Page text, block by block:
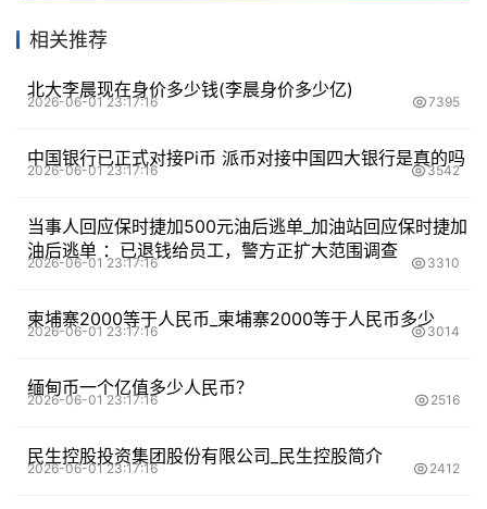
相关推荐
北大李晨现在身价多少钱(李晨身价多少亿)
2026-06-01 23:17:16 7395
中国银行已正式对接Pi币 派币对接中国四大银行是真的吗
2026-06-01 23:17:16 3542
当事人回应保时捷加500元油后逃单_加油站回应保时捷加
油后逃单 ：已退钱给员工，警方正扩大范围调查
2026-06-01 23:17:16 3310
柬埔寨2000等于人民币_柬埔寨2000等于人民币多少
2026-06-01 23:17:16 3014
缅甸币一个亿值多少人民币？
2026-06-01 23:17:16 2516
民生控股投资集团股份有限公司_民生控股简介
2026-06-01 23:17:16 2412